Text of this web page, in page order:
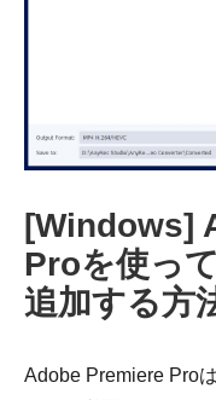
ステップ
[Windows]
Proを使っ
追加する方
Adobe Premiere Pro